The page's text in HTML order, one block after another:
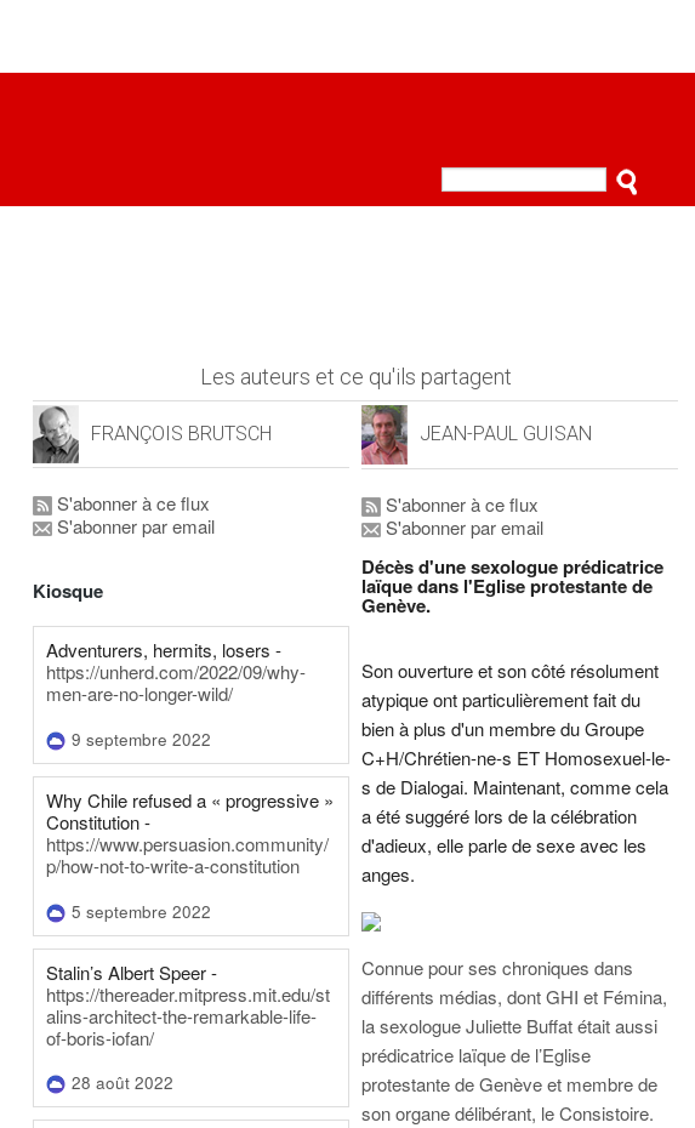
Les auteurs et ce qu'ils partagent
FRANÇOIS BRUTSCH
S'abonner à ce flux
S'abonner par email
Kiosque
Adventurers, hermits, losers -
https://unherd.com/2022/09/why-
men-are-no-longer-wild/
9 septembre 2022
Why Chile refused a « progressive »
Constitution -
https://www.persuasion.community/
p/how-not-to-write-a-constitution
5 septembre 2022
Stalin’s Albert Speer -
https://thereader.mitpress.mit.edu/st
alins-architect-the-remarkable-life-
of-boris-iofan/
28 août 2022
JEAN-PAUL GUISAN
S'abonner à ce flux
S'abonner par email
Décès d'une sexologue prédicatrice
laïque dans l'Eglise protestante de
Genève.
Son ouverture et son côté résolument
atypique ont particulièrement fait du
bien à plus d'un membre du Groupe
C+H/Chrétien-ne-s ET Homosexuel-le-
s de Dialogai. Maintenant, comme cela
a été suggéré lors de la célébration
d'adieux, elle parle de sexe avec les
anges.
Connue pour ses chroniques dans
différents médias, dont GHI et Fémina,
la sexologue Juliette Buffat était aussi
prédicatrice laïque de l’Eglise
protestante de Genève et membre de
son organe délibérant, le Consistoire.